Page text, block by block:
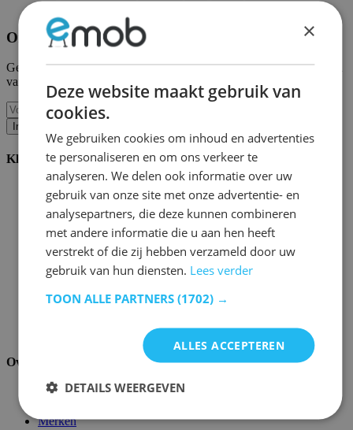
Ontvang onze nieuwe collecties en promoties.
Geef ons uw e-mail en u wordt maandelijks op de hoogte gehouden
van de laatste gebeurtenissen.
Inschrijven
Klantenservice
Bestellen bij Emob
Betaalmogelijkheden
Verzending en levering
Service en garantie
Annuleren of retourneren
Klachten
Montagetips
Wachtwoord vergeten?
Palletopslag & Fulfilment
Over ons
Over ons
Merken
×
Deze website maakt gebruik van
cookies.
We gebruiken cookies om inhoud en advertenties
te personaliseren en om ons verkeer te
analyseren. We delen ook informatie over uw
gebruik van onze site met onze advertentie- en
analysepartners, die deze kunnen combineren
met andere informatie die u aan hen heeft
verstrekt of die zij hebben verzameld door uw
gebruik van hun diensten. Lees verder
TOON ALLE PARTNERS (1702) →
ALLES ACCEPTEREN
DETAILS WEERGEVEN